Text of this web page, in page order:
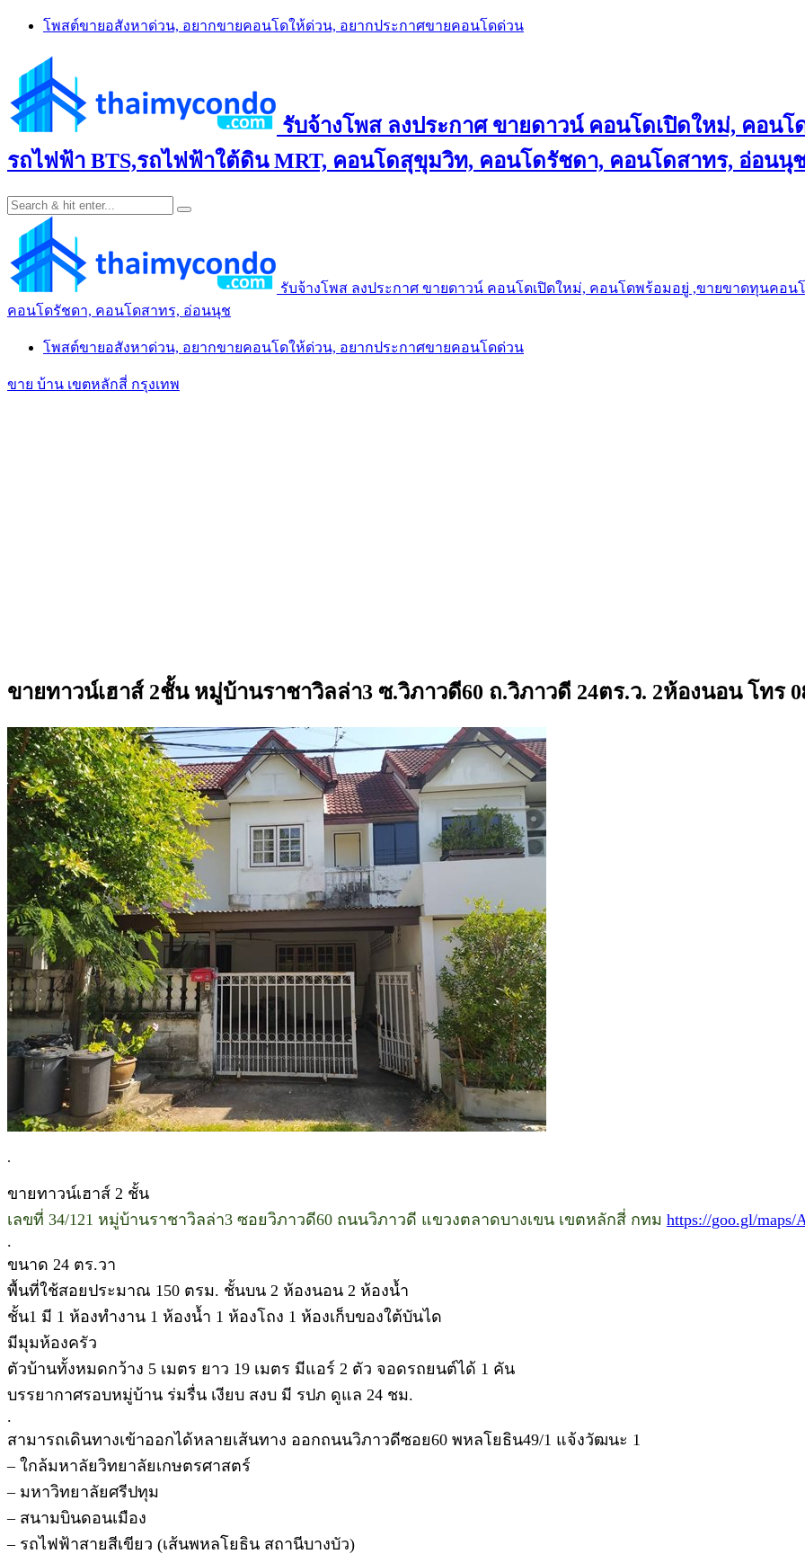
Skip
โพสต์ขายอสังหาด่วน, อยากขายคอนโดให้ด่วน, อยากประกาศขายคอนโดด่วน
รับจ้างโพส ลงประกาศ ขายดาวน์ คอนโดเปิดใหม่, คอน
รถไฟฟ้า BTS,รถไฟฟ้าใต้ดิน MRT, คอนโดสุขุมวิท, คอนโดรัชดา, คอนโดสาทร, อ่อนนุ
รับจ้างโพส ลงประกาศ ขายดาวน์ คอนโดเปิดใหม่, คอนโดพร้อมอยู่ ,ขายขาดทุนคอน
คอนโดรัชดา, คอนโดสาทร, อ่อนนุช
โพสต์ขายอสังหาด่วน, อยากขายคอนโดให้ด่วน, อยากประกาศขายคอนโดด่วน
ขาย บ้าน เขตหลักสี่ กรุงเทพ
ขายทาวน์เฮาส์ 2ชั้น หมู่บ้านราชาวิลล่า3 ซ.วิภาวดี60 ถ.วิภาวดี 24ตร.ว. 2ห้องนอน โทร
.
ขายทาวน์เฮาส์ 2 ชั้น
เลขที่ 34/121 หมู่บ้านราชาวิลล่า3 ซอยวิภาวดี60 ถนนวิภาวดี แขวงตลาดบางเขน เขตหลักสี่ กทม https://goo.gl/maps/
.
ขนาด 24 ตร.วา
พื้นที่ใช้สอยประมาณ 150 ตรม. ชั้นบน 2 ห้องนอน 2 ห้องน้ำ
ชั้น1 มี 1 ห้องทำงาน 1 ห้องน้ำ 1 ห้องโถง 1 ห้องเก็บของใต้บันได
มีมุมห้องครัว
ตัวบ้านทั้งหมดกว้าง 5 เมตร ยาว 19 เมตร มีแอร์ 2 ตัว จอดรถยนต์ได้ 1 คัน
บรรยากาศรอบหมู่บ้าน ร่มรื่น เงียบ สงบ มี รปภ ดูแล 24 ชม.
.
สามารถเดินทางเข้าออกได้หลายเส้นทาง ออกถนนวิภาวดีซอย60 พหลโยธิน49/1 แจ้งวัฒนะ 1
– ใกล้มหาลัยวิทยาลัยเกษตรศาสตร์
– มหาวิทยาลัยศรีปทุม
– สนามบินดอนเมือง
– รถไฟฟ้าสายสีเขียว (เส้นพหลโยธิน สถานีบางบัว)